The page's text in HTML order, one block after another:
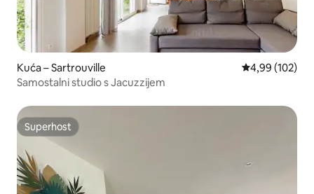
Kuća – Sartrouville Prosječna
4,99 (102)
Samostalni studio s Jacuzzijem
Superhost
Superhost